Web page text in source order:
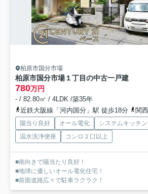
柏原市国分市場
柏原市国分市場１丁目の中古一戸建
780万円
- / 82.80㎡ / 4LDK /築35年
近鉄大阪線「河内国分」駅 徒歩18分
関西
陽当り良好 オール電化 システムキッチン
温水洗浄便座
コンロ２口以上
■南向きで陽当たり良好！
■地球に優しいオール電化住宅！
■前面道路広々で駐車ラクラク！